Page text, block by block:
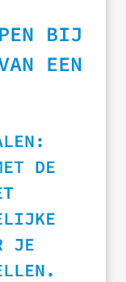
BIJ
EEN
DE
JE